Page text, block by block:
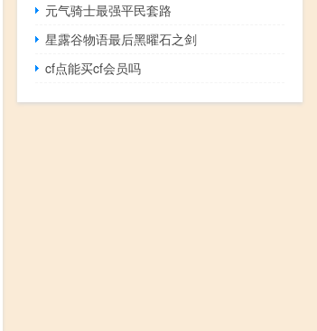
元气骑士最强平民套路
星露谷物语最后黑曜石之剑
cf点能买cf会员吗